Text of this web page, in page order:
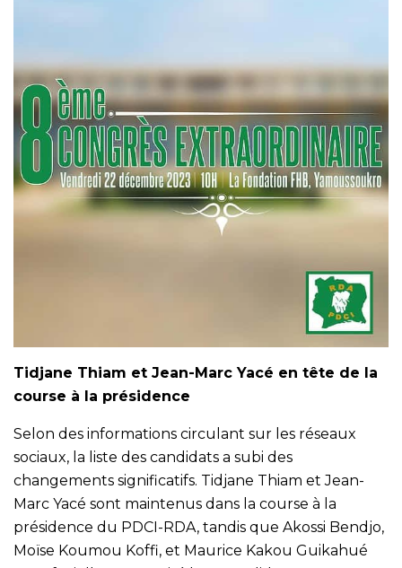
Tidjane Thiam et Jean-Marc Yacé en tête de la
course à la présidence
Selon des informations circulant sur les réseaux
sociaux, la liste des candidats a subi des
changements significatifs. Tidjane Thiam et Jean-
Marc Yacé sont maintenus dans la course à la
présidence du PDCI-RDA, tandis que Akossi Bendjo,
Moïse Koumou Koffi, et Maurice Kakou Guikahué